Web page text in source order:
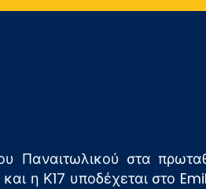
Παναιτωλικού στα
η Κ17 υποδέχεται στο